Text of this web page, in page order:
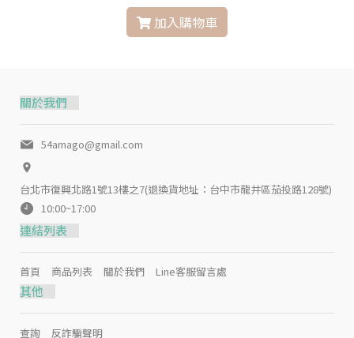
加入購物車
關於我們
54amago@gmail.com
台北市復興北路1號13樓之7(退換貨地址：台中市龍井區茄投路128號)
10:00~17:00
連結列表
首頁 商品列表 關於我們 Line客服留言處
其他
查詢 反詐騙聲明